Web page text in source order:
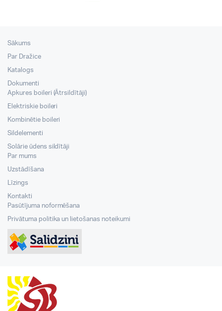
Sākums
Par Dražice
Katalogs
Dokumenti
Apkures boileri (Ātrsildītāji)
Elektriskie boileri
Kombinētie boileri
Sildelementi
Solārie ūdens sildītāji
Par mums
Uzstādīšana
Līzings
Kontakti
Pasūtījuma noformēšana
Privātuma politika un lietošanas noteikumi